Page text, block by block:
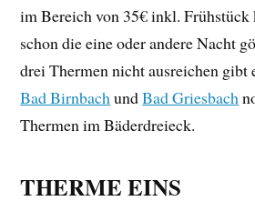
im Bereich von 35€ inkl. Frühstück
schon die eine oder andere Nacht
drei Thermen nicht ausreichen gibt
Bad Birnbach undBad Griesbach
Thermen im Bäderdreieck.
THERME EINS